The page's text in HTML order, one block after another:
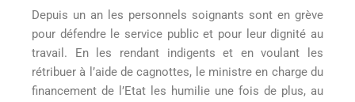
Depuis un an les personnels soignants sont en grève
pour défendre le service public et pour leur dignité au
travail. En les rendant indigents et en voulant les
rétribuer à l’aide de cagnottes, le ministre en charge du
financement de l’Etat les humilie une fois de plus, au